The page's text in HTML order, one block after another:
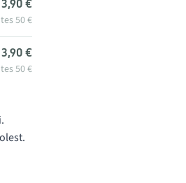
3,90 €
50 €
3,90 €
50 €